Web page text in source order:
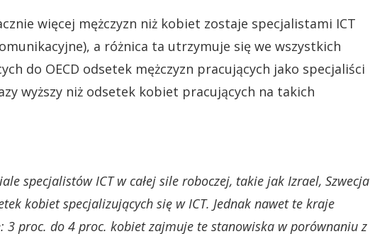
więcej mężczyzn niż kobiet zostaje specjalistami ICT
a różnica ta utrzymuje się we wszystkich
do OECD odsetek mężczyzn pracujących jako specjaliści
wyższy niż odsetek kobiet pracujących na takich
specjalistów ICT w całej sile roboczej, takie jak Izrael, Szwecja
kobiet specjalizujących się w ICT. Jednak nawet te kraje
3 proc. do 4 proc. kobiet zajmuje te stanowiska w porównaniu z